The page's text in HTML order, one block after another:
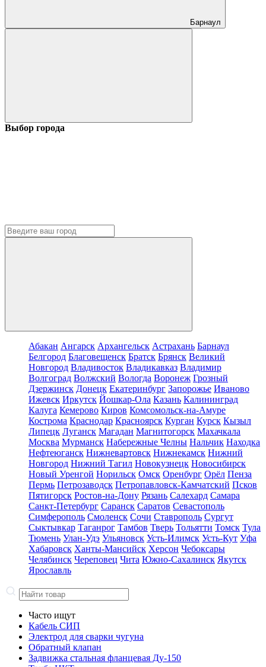
Барнаул
Выбор города
Абакан Ангарск Архангельск Астрахань Барнаул
Белгород Благовещенск Братск Брянск Великий
Новгород Владивосток Владикавказ Владимир
Волгоград Волжский Вологда Воронеж Грозный
Дзержинск Донецк Екатеринбург Запорожье Иваново
Ижевск Иркутск Йошкар-Ола Казань Калининград
Калуга Кемерово Киров Комсомольск-на-Амуре
Кострома Краснодар Красноярск Курган Курск Кызыл
Липецк Луганск Магадан Магнитогорск Махачкала
Москва Мурманск Набережные Челны Нальчик Находка
Нефтеюганск Нижневартовск Нижнекамск Нижний
Новгород Нижний Тагил Новокузнецк Новосибирск
Новый Уренгой Норильск Омск Оренбург Орёл Пенза
Пермь Петрозаводск Петропавловск-Камчатский Псков
Пятигорск Ростов-на-Дону Рязань Салехард Самара
Санкт-Петербург Саранск Саратов Севастополь
Симферополь Смоленск Сочи Ставрополь Сургут
Сыктывкар Таганрог Тамбов Тверь Тольятти Томск Тула
Тюмень Улан-Удэ Ульяновск Усть-Илимск Усть-Кут Уфа
Хабаровск Ханты-Мансийск Херсон Чебоксары
Челябинск Череповец Чита Южно-Сахалинск Якутск
Ярославль
Часто ищут
Кабель СИП
Электрод для сварки чугуна
Обратный клапан
Задвижка стальная фланцевая Ду-150